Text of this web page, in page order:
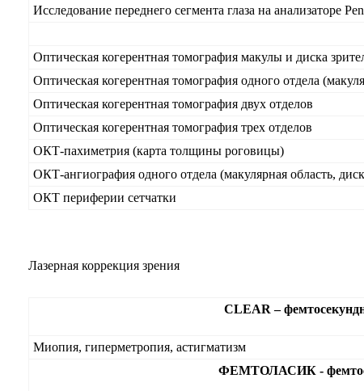
Исследование переднего сегмента глаза на анализаторе
Оптическая когерентная томография макулы и диска
Оптическая когерентная томография одного отдела
Оптическая когерентная томография двух отделов
Оптическая когерентная томография трех отделов
ОКТ-пахиметрия (карта толщины роговицы)
ОКТ-ангиография одного отдела (макулярная область,
ОКТ периферии сетчатки
Лазерная коррекция зрения
CLEAR –
Миопия, гиперметропия, астигматизм
ФЕМТОЛАСИК -